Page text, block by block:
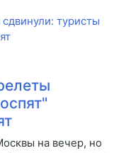
на вечер, но